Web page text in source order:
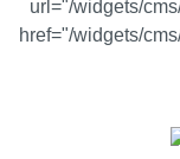
url="/widgets/
href="/widgets/